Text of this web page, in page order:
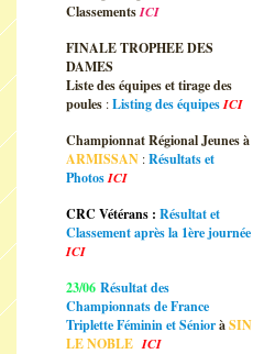
ClassementsICI
FINALE TROPHEE DES
DAMES
Liste des équipes et tirage des
poules :Listing des équipesICI
Championnat Régional Jeunes à
ARMISSAN :Résultats et
PhotosICI
CRC Vétérans : Résultat et
Classement après la 1ère journée
ICI
23/06 Résultat des
Championnats de France
Triplette Féminin et SénioràSIN
LE NOBLEICI